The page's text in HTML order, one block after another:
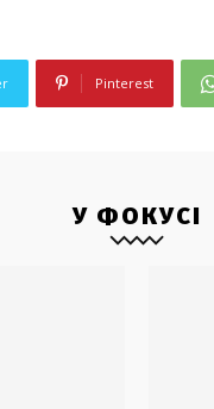
Pinterest
У ФОКУСІ